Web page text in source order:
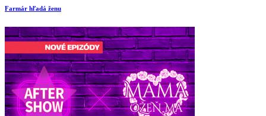
Farmár hľadá ženu